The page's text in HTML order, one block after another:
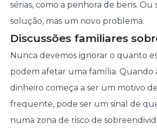
sérias, como a penhora de bens. Ou
solução, mas um novo problema.
Discussões familiares
Nunca devemos ignorar o quanto
podem afetar uma família. Quando
dinheiro começa a ser um motivo
frequente, pode ser um sinal de
numa zona de risco de